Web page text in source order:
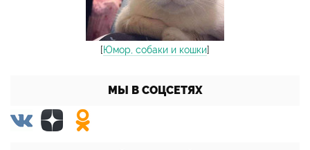
[Юмор, собаки и кошки]
МЫ В СОЦСЕТЯХ